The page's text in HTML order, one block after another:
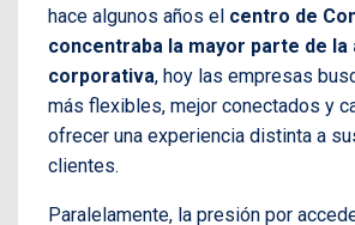
hace algunos años el centro de
concentraba la mayor parte de la
corporativa, hoy las empresas
más flexibles, mejor conectados y
ofrecer una experiencia distinta a
clientes.
Paralelamente, la presión por